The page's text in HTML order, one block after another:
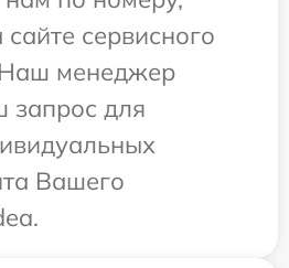
сервисного
менеджер
запрос для
Вашего